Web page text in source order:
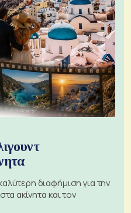
διαφήμιση για την
ακίνητα και τον